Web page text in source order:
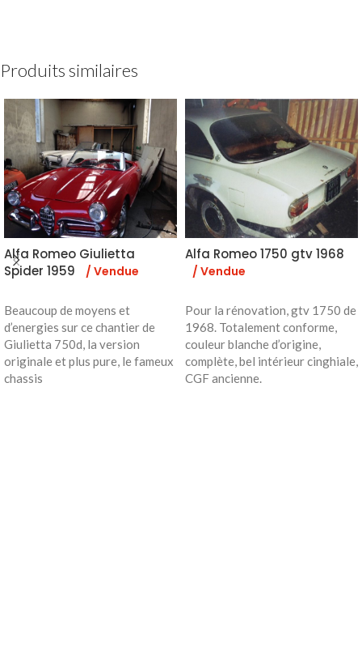
Produits similaires
Alfa Romeo Giulietta
Spider 1959
/ Vendue
Beaucoup de moyens et
d’energies sur ce chantier de
Giulietta 750d, la version
originale et plus pure, le fameux
chassis
Alfa Romeo 1750 gtv 1968
/ Vendue
Pour la rénovation, gtv 1750 de
1968. Totalement conforme,
couleur blanche d’origine,
complète, bel intérieur cinghiale,
CGF ancienne.